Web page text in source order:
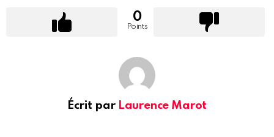
0
Points
Écrit par Laurence Marot